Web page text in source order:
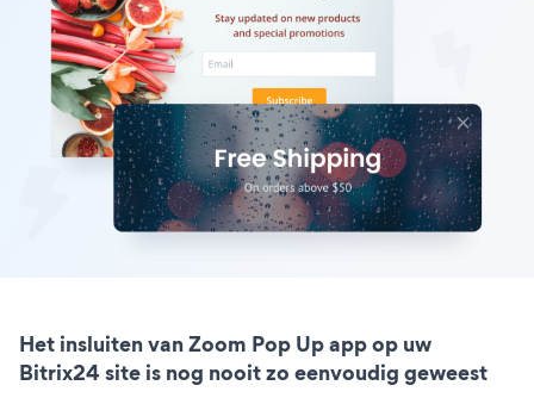
Het insluiten van Zoom Pop Up app op uw
Bitrix24 site is nog nooit zo eenvoudig geweest